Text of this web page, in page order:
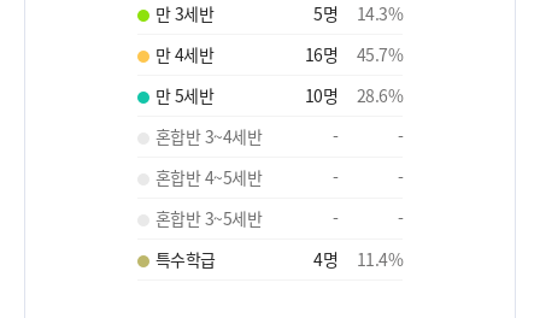
만 3세반 5명 14.3%
만 4세반
16명 45.7%
만 5세반
10명 28.6%
혼합반 3~4세반
-
-
혼합반 4~5세반
-
-
혼합반 3~5세반
-
-
특수학급
4명 11.4%